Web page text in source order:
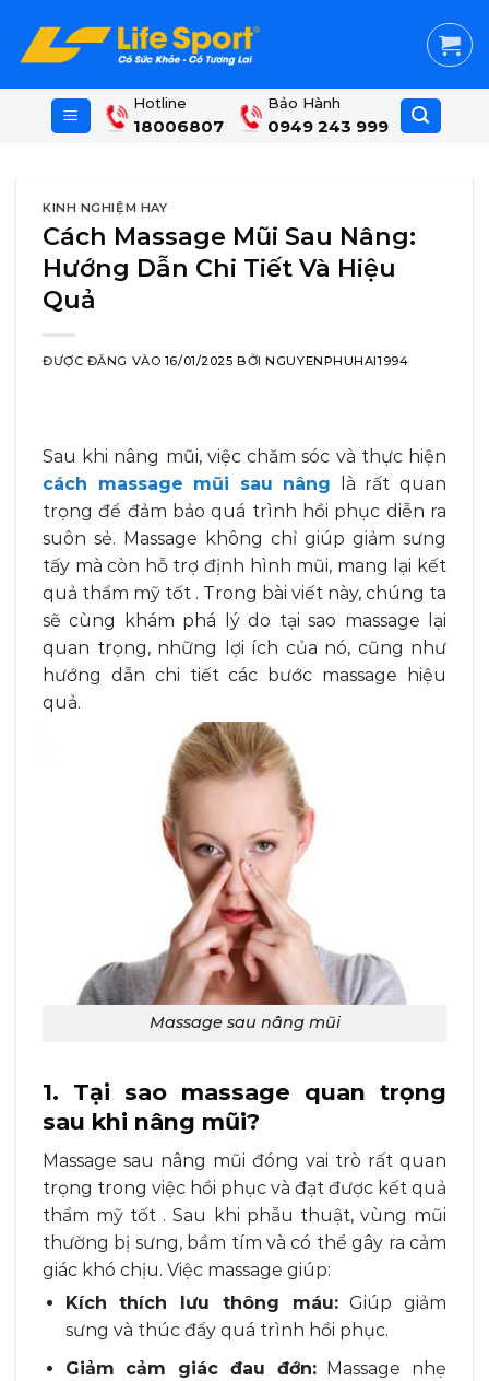
content
Hotline
18006807
Bảo Hành
0949 243 999
KINH NGHIỆM HAY
Cách Massage Mũi Sau Nâng:
Hướng Dẫn Chi Tiết Và Hiệu
Quả
ĐƯỢC ĐĂNG VÀO 16/01/2025 BỞINGUYENPHUHAI1994
Sau khi nâng mũi, việc chăm sóc và thực hiện
cách massage mũi sau nâng là rất quan
trọng để đảm bảo quá trình hồi phục diễn ra
suôn sẻ. Massage không chỉ giúp giảm sưng
tấy mà còn hỗ trợ định hình mũi, mang lại kết
quả thẩm mỹ tốt . Trong bài viết này, chúng ta
sẽ cùng khám phá lý do tại sao massage lại
quan trọng, những lợi ích của nó, cũng như
hướng dẫn chi tiết các bước massage hiệu
quả.
Massage sau nâng mũi
1. Tại sao massage quan trọng
sau khi nâng mũi?
Massage sau nâng mũi đóng vai trò rất quan
trọng trong việc hồi phục và đạt được kết quả
thẩm mỹ tốt . Sau khi phẫu thuật, vùng mũi
thường bị sưng, bầm tím và có thể gây ra cảm
giác khó chịu. Việc massage giúp:
Kích thích lưu thông máu:Giúp giảm
sưng và thúc đẩy quá trình hồi phục.
Giảm cảm giác đau đớn:Massage nhẹ